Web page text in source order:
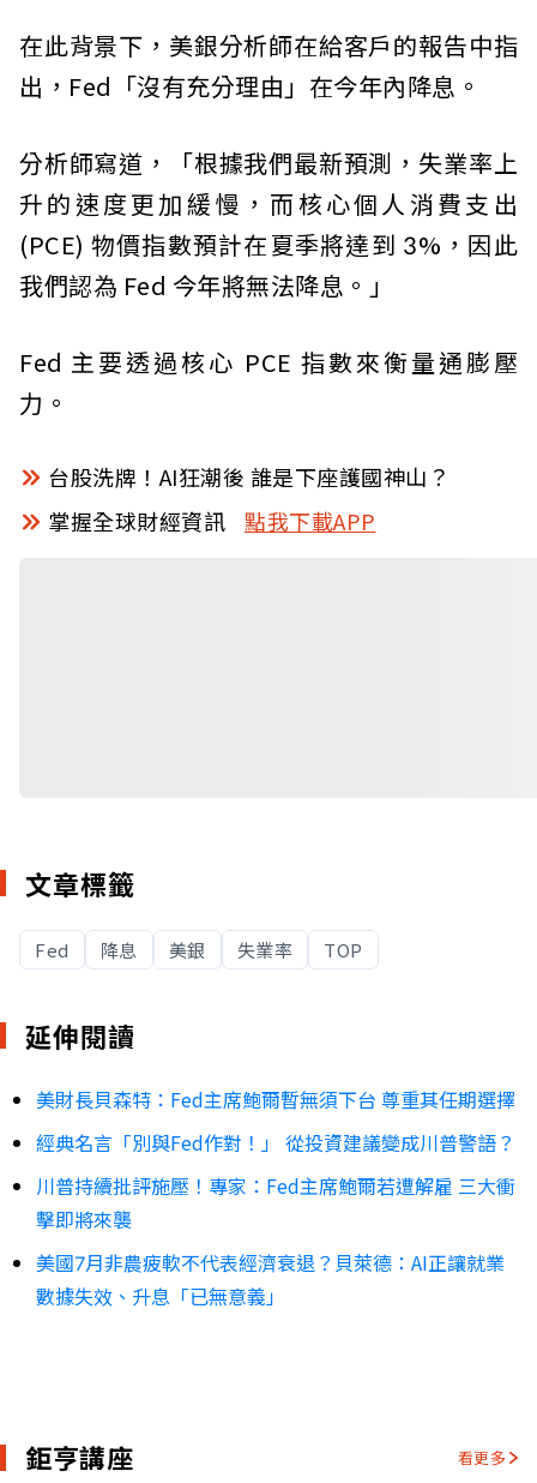
在此背景下，美銀分析師在給客戶的報告中指
出，Fed「沒有充分理由」在今年內降息。
分析師寫道，「根據我們最新預測，失業率上
升的速度更加緩慢，而核心個人消費支出
(PCE) 物價指數預計在夏季將達到 3%，因此
我們認為 Fed 今年將無法降息。」
Fed 主要透過核心 PCE 指數來衡量通膨壓
力。
台股洗牌！AI狂潮後 誰是下座護國神山？
掌握全球財經資訊
點我下載APP
文章標籤
Fed 降息 美銀 失業率 TOP
延伸閱讀
美財長貝森特：Fed主席鮑爾暫無須下台 尊重其任期選擇
經典名言「別與Fed作對！」 從投資建議變成川普警語？
川普持續批評施壓！專家：Fed主席鮑爾若遭解雇 三大衝
擊即將來襲
美國7月非農疲軟不代表經濟衰退？貝萊德：AI正讓就業
數據失效、升息「已無意義」
鉅亨講座 看更多